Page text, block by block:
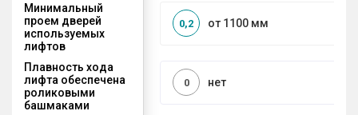
Минимальный
проем дверей
используемых
лифтов
от 1100 мм
0,2
Плавность хода
лифта обеспечена
роликовыми
башмаками
нет
0